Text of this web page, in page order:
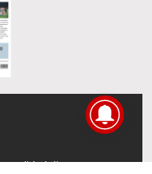
directamente en